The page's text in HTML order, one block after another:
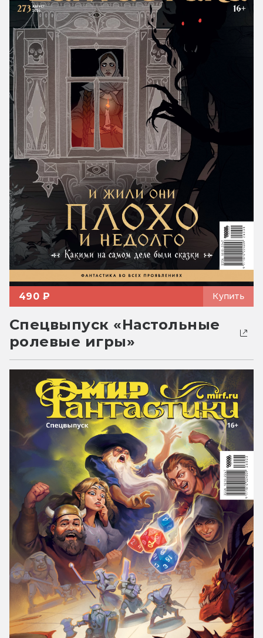
490 ₽ Купить
Спецвыпуск «Настольные
ролевые игры»